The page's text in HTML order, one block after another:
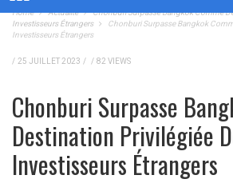
Home Actualité
Chonburi Surpasse Bangkok Comme
Investisseurs Étrangers
Chonburi Surpasse Bangkok
Investisseurs Étrangers
/ 25 JUILLET 2023 / / 82 VIEWS
Chonburi Surpasse
Destination Privilégiée
Investisseurs Étrangers